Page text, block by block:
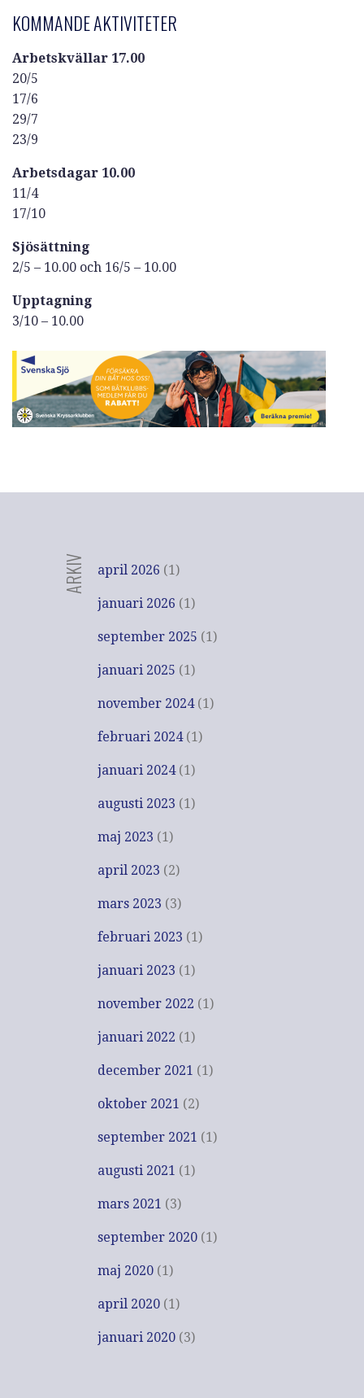
KOMMANDE AKTIVITETER
Arbetskvällar 17.00
20/5
17/6
29/7
23/9
Arbetsdagar 10.00
11/4
17/10
Sjösättning
2/5 – 10.00 och 16/5 – 10.00
Upptagning
3/10 – 10.00
ARKIV april 2026 (1)
januari 2026 (1)
september 2025 (1)
januari 2025 (1)
november 2024(1)
februari 2024(1)
januari 2024(1)
augusti 2023 (1)
maj 2023 (1)
april 2023 (2)
mars 2023 (3)
februari 2023 (1)
januari 2023 (1)
november 2022 (1)
januari 2022 (1)
december 2021 (1)
oktober 2021 (2)
september 2021 (1)
augusti 2021 (1)
mars 2021 (3)
september 2020 (1)
maj 2020 (1)
april 2020 (1)
januari 2020 (3)